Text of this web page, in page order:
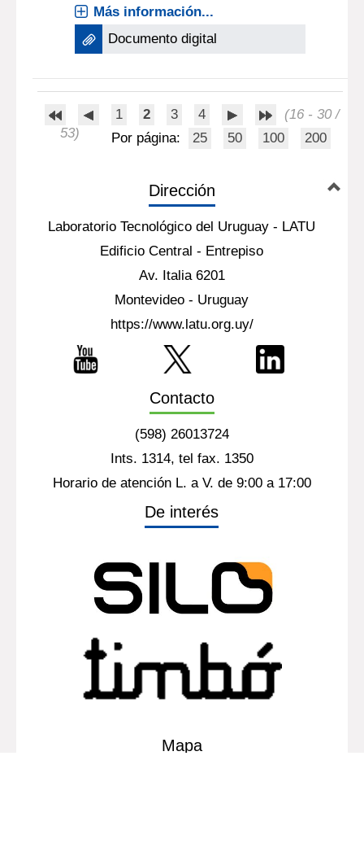
Más información...
Documento digital
1 2 3 4
(16 - 30 /
53)
Por página: 25 50 100 200
Dirección
Laboratorio Tecnológico del Uruguay - LATU
Edificio Central - Entrepiso
Av. Italia 6201
Montevideo - Uruguay
https://www.latu.org.uy/
Contacto
(598) 26013724
Ints. 1314, tel fax. 1350
Horario de atención L. a V. de 9:00 a 17:00
De interés
Mapa